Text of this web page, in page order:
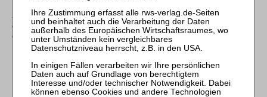
Sollten Sie über kein Abonnement verfügen, können Sie
den gewünschten Beitrag trotzdem kostenpflichtig
erwerben: